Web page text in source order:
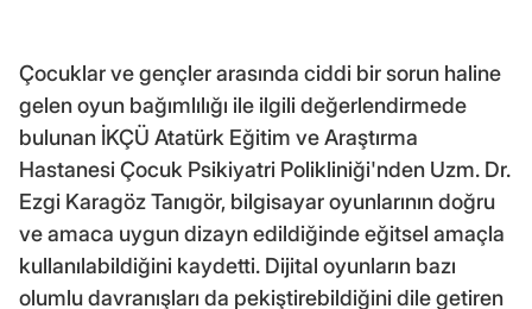
Çocuklar ve gençler arasında ciddi bir sorun haline
gelen oyun bağımlılığı ile ilgili değerlendirmede
bulunan İKÇÜ Atatürk Eğitim ve Araştırma
Hastanesi Çocuk Psikiyatri Polikliniği'nden Uzm. Dr.
Ezgi Karagöz Tanıgör, bilgisayar oyunlarının doğru
ve amaca uygun dizayn edildiğinde eğitsel amaçla
kullanılabildiğini kaydetti. Dijital oyunların bazı
olumlu davranışları da pekiştirebildiğini dile getiren